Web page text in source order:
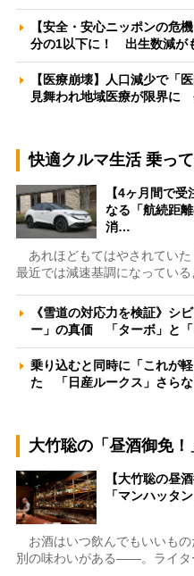
【安全・安心ニッポンの危
分の1以下に！ 出生数減が
【医療崩壊】人口減少で「
見舞われ地域医療が限界
快適クルマ生活 乗っ
【4ヶ月間で
なる「航続距
消…
あれほどもてはやされていた
最近では減速基調になってい
《雪道の対応力を検証》シ
ー」の真価 「ターボ」と
乗り込むと同時に「これが
た 「日産ルークス」さら
大竹聡の「昼酒御免！
【大竹聡の昼
「マンハッタ
お酒はいつ飲んでもいいも
別の味わいがある――。ライ